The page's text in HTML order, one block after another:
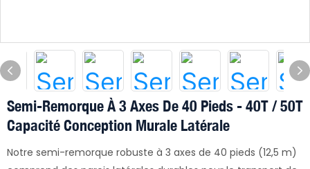
Semi-Remorque À 3 Axes De 40 Pieds - 40T / 50T
Capacité Conception Murale Latérale
Notre semi-remorque robuste à 3 axes de 40 pieds (12,5 m)